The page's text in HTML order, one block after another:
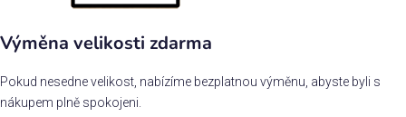
Výměna velikosti zdarma
Pokud nesedne velikost, nabízíme bezplatnou výměnu, abyste byli s
nákupem plně spokojeni.